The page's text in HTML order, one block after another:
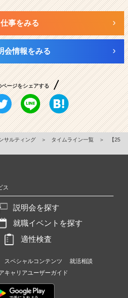
仕事をみる
会情報をみる
ページをシェアする
サルティング ＞ タイムライン一覧 ＞
【25
ス
説明会を探す
就職イベントを探す
適性検査
スペシャルコンテンツ
就活相談
キャリアユーザーガイド